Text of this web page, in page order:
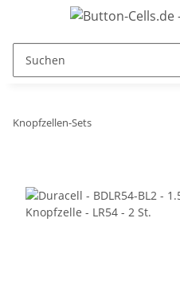
Knopfzellen-Sets